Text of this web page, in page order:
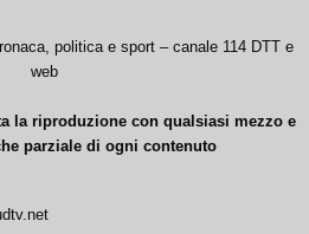
politica e sport – canale 114 DTT e
web
la riproduzione con qualsiasi mezzo e
parziale di ogni contenuto